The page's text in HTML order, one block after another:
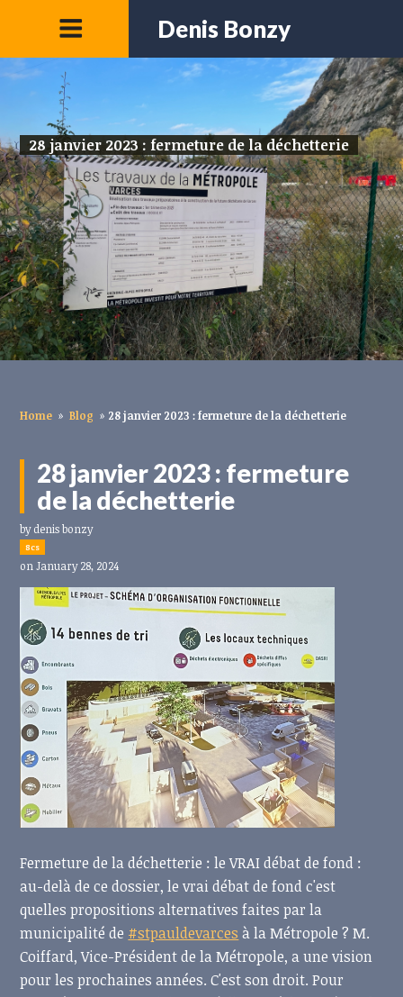
Denis Bonzy
28 janvier 2023 : fermeture de la déchetterie
Home » Blog » 28 janvier 2023 : fermeture de la déchetterie
28 janvier 2023 : fermeture
de la déchetterie
bydenis bonzy
8cs
on January 28, 2024
Fermeture de la déchetterie : le VRAI débat de fond :
au-delà de ce dossier, le vrai débat de fond c'est
quelles propositions alternatives faites par la
municipalité de #stpauldevarces à la Métropole ? M.
Coiffard, Vice-Président de la Métropole, a une vision
pour les prochaines années. C'est son droit. Pour